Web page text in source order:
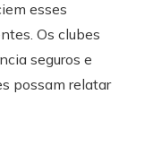
esses
Os clubes
seguros e
possam relatar